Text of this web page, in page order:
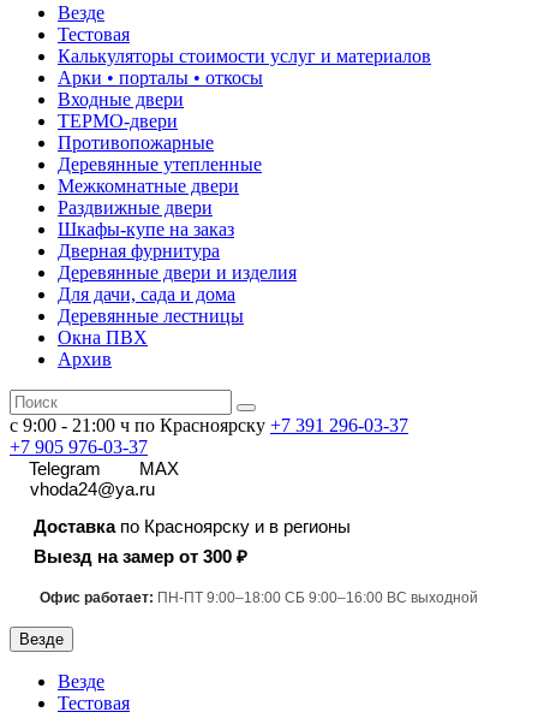
Везде
Тестовая
Калькуляторы стоимости услуг и материалов
Арки • порталы • откосы
Входные двери
ТЕРМО-двери
Противопожарные
Деревянные утепленные
Межкомнатные двери
Раздвижные двери
Шкафы-купе на заказ
Дверная фурнитура
Деревянные двери и изделия
Для дачи, сада и дома
Деревянные лестницы
Окна ПВХ
Архив
с 9:00 - 21:00 ч по Красноярску +7 391 296-03-37
+7 905 976-03-37
Telegram
MAX
vhoda24@ya.ru
Доставкапо Красноярску и в регионы
Выезд на замер от 300 ₽
Офис работает: ПН-ПТ 9:00–18:00 СБ 9:00–16:00 ВС выходной
Везде
Везде
Тестовая